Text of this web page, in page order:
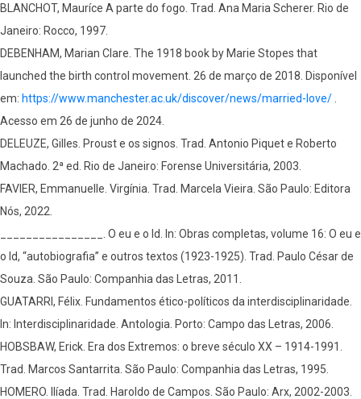
BLANCHOT, Mauríce A parte do fogo. Trad. Ana Maria Scherer. Rio de
Janeiro: Rocco, 1997.
DEBENHAM, Marian Clare. The 1918 book by Marie Stopes that
launched the birth control movement. 26 de março de 2018. Disponível
em: https://www.manchester.ac.uk/discover/news/married-love/
Acesso em 26 de junho de 2024.
DELEUZE, Gilles. Proust e os signos. Trad. Antonio Piquet e Roberto
Machado. 2ª ed. Rio de Janeiro: Forense Universitária, 2003.
FAVIER, Emmanuelle. Virgínia. Trad. Marcela Vieira. São Paulo: Editora
Nós, 2022.
________________. O eu e o Id. In: Obras completas, volume 16: O eu e
o Id, “autobiografia” e outros textos (1923-1925). Trad. Paulo César de
Souza. São Paulo: Companhia das Letras, 2011.
GUATARRI, Félix. Fundamentos ético-políticos da interdisciplinaridade.
In: Interdisciplinaridade. Antologia. Porto: Campo das Letras, 2006.
HOBSBAW, Erick. Era dos Extremos: o breve século XX – 1914-1991.
Trad. Marcos Santarrita. São Paulo: Companhia das Letras, 1995.
HOMERO. Ilíada. Trad. Haroldo de Campos. São Paulo: Arx, 2002-2003.